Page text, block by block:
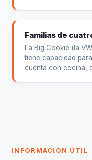
Familias de
La Big Cookie (la
tiene capacidad
cuenta con cocina,
INFORMACIÓN ÚTIL